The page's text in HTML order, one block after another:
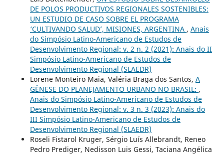
DE POLOS PRODUCTIVOS REGIONALES SOSTENIBLES:
UN ESTUDIO DE CASO SOBRE EL PROGRAMA
‘CULTIVANDO SALUD’, MISIONES, ARGENTINA , Anais
do Simpósio Latino-Americano de Estudos de
Desenvolvimento Regional: v. 2 n. 2 (2021): Anais do II
Simpósio Latino-Americano de Estudos de
Desenvolvimento Regional (SLAEDR)
Lorene Monteiro Maia, Valéria Braga dos Santos, A
GÊNESE DO PLANEJAMENTO URBANO NO BRASIL: ,
Anais do Simpósio Latino-Americano de Estudos de
Desenvolvimento Regional: v. 3 n. 3 (2023): Anais do
III Simpósio Latino-Americano de Estudos de
Desenvolvimento Regional (SLAEDR)
Roseli Fistarol Kruger, Sérgio Luís Allebrandt, Reneo
Pedro Prediger, Nedisson Luis Gessi, Taciana Angélica